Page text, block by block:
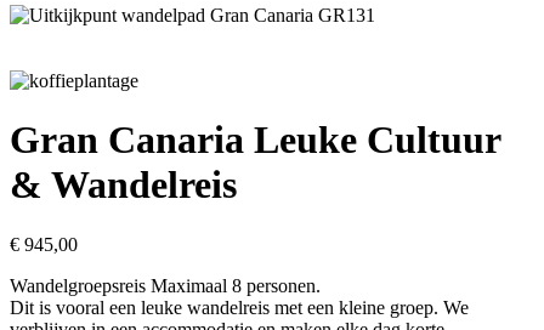
Gran Canaria Leuke Cultuur
& Wandelreis
€ 945,00
Wandelgroepsreis Maximaal 8 personen.
Dit is vooral een leuke wandelreis met een kleine groep. We